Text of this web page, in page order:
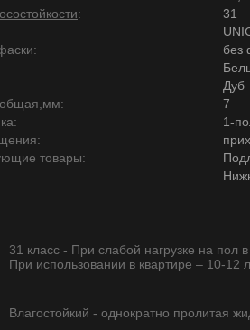
:
31
без
Дуб
7
1-
товары:
31 класс - При слабой нагрузке на пол
При использовании в квартире – 10-12
Влагостойкий - однократно пролитая